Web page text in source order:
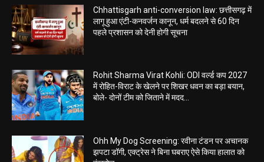
Chhattisgarh anti-conversion law: छत्तीसगढ़ में
लागू हुआ एंटी-कनवर्जन कानून, धर्म बदलने से 60 दिन
पहले प्रशासन को देनी होगी सूचना
Rohit Sharma Virat Kohli: ODI वर्ल्ड कप 2027
में रोहित-विराट के खेलने पर शिखर धवन का बड़ा बयान,
बोले- दोनों टीम को जिताने में मदद...
Ohh My Dog Screening: रवीना टंडन पर अचानक
झपटा डॉगी, एक्ट्रेस ने बिना घबराए ऐसे किया हालात को